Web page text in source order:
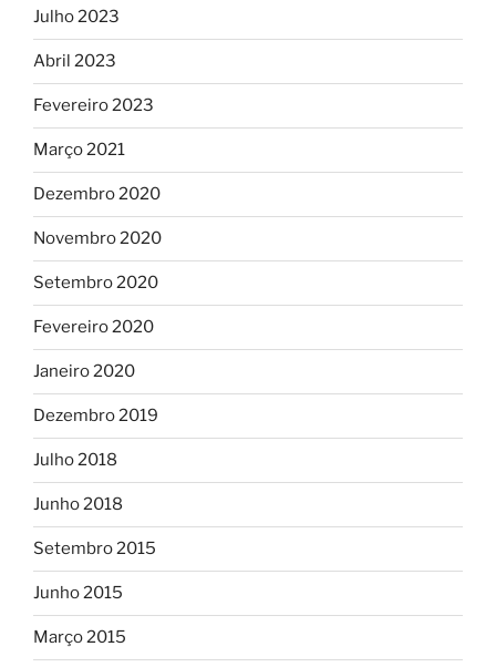
Julho 2023
Abril 2023
Fevereiro 2023
Março 2021
Dezembro 2020
Novembro 2020
Setembro 2020
Fevereiro 2020
Janeiro 2020
Dezembro 2019
Julho 2018
Junho 2018
Setembro 2015
Junho 2015
Março 2015